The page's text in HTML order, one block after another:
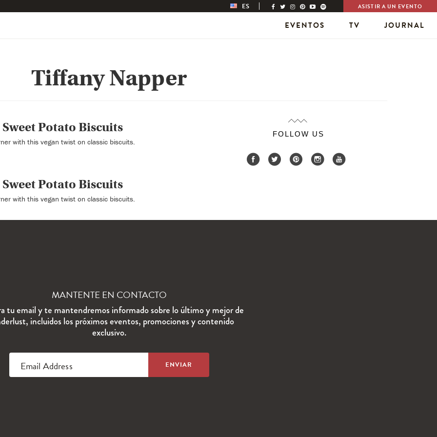
ES ASISTIR A UN EVENTO
EVENTOS TV JOURNAL
Tiffany Napper
Sweet Potato Biscuits
with this vegan twist on classic biscuits.
Sweet Potato Biscuits
with this vegan twist on classic biscuits.
FOLLOW US
MANTENTE EN CONTACTO
tu email y te mantendremos informado sobre lo último y mejor de
incluidos los próximos eventos, promociones y contenido
exclusivo.
Email Address